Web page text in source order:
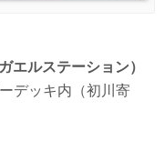
エルステーション）
デッキ内（初川寄